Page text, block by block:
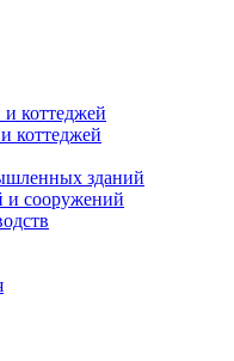
коттеджей
коттеджей
зданий
и сооружений